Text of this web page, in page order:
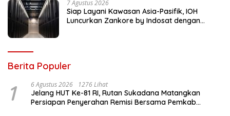
7 Agustus 2026
Siap Layani Kawasan Asia-Pasifik, IOH
Luncurkan Zankore by Indosat dengan
Berita Populer
1 6 Agustus 2026 1276 Lihat
Jelang HUT Ke-81 RI, Rutan Sukadana Matangkan
Persiapan Penyerahan Remisi Bersama Pemkab